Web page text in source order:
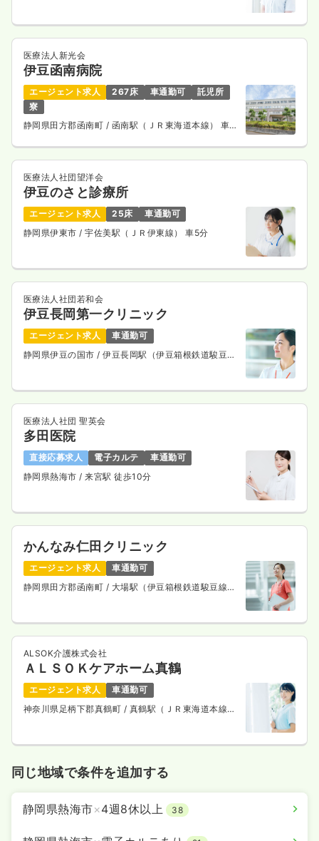
外来正・准看護師
日勤のみ（常勤） 一時募集休止
給与
※経験3年の例
年間休日120日
4週8休以上
担当業務未経験可
ブランク可
第二新卒可
気になる
一時募集休止
給与 29.7万円/月 賞与3.4ヶ月
※経験3年の例
時間 8:30～17:00
（休憩60分）
年間休日120日
4週8休以上
ブランク可
第二新卒可 月給31万円以上可
詳細を見る
夜勤のみ（パート）
給与 2.7万円
/回
時間 16:30～9:00
気になる 詳細を見る
その他正看護師 一般＋療養
日勤のみ（常勤） 一時募集休止
給与 25.2万円 /月
※経験3年の例
時間 8:00～17:00 （休憩60分）
日祝休み
年間休日120日
担当業務未経験可
月給27万円以上可
日勤のみ（パート） 一時募集休止
1,600
時間 8:00～17:00（休憩60分）
医療法人新光会
伊豆函南病院
エージェント求人 267床 車通勤可
託児所
寮
静岡県田方郡函南町 / 函南駅（ＪＲ東海道本線） 車
医療法人社団望洋会
伊豆のさと診療所
エージェント求人 25床
車通勤可
静岡県伊東市 / 宇佐美駅（ＪＲ伊東線） 車5分
医療法人社団若和会
伊豆長岡第一クリニック
エージェント求人
車通勤可
静岡県伊豆の国市 / 伊豆長岡駅（伊豆箱根鉄道駿豆
医療法人社団 聖英会
多田医院
直接応募求人 電子カルテ
車通勤可
静岡県熱海市 / 来宮駅 徒歩10分
かんなみ仁田クリニック
エージェント求人
車通勤可
静岡県田方郡函南町 / 大場駅（伊豆箱根鉄道駿豆線）
ALSOK介護株式会社
ＡＬＳＯＫケアホーム真鶴
エージェント求人
車通勤可
神奈川県足柄下郡真鶴町 / 真鶴駅（ＪＲ東海道本線）
同じ地域で条件を追加する
静岡県熱海市×4週8休以上 38